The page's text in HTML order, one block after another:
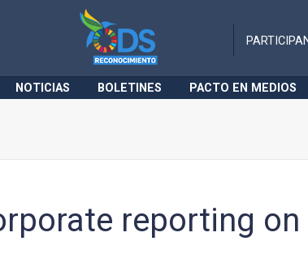
NOTICIAS BOLETINES PACTO EN MEDIOS
reporting on